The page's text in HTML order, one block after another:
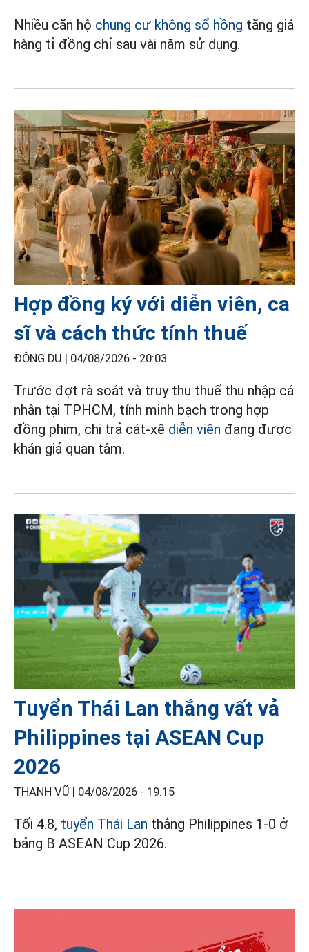
Nhiều căn hộ chung cư không sổ hồng tăng giá
hàng tỉ đồng chỉ sau vài năm sử dụng.
Hợp đồng ký với diễn viên, ca
sĩ và cách thức tính thuế
ĐÔNG DU | 04/08/2026 - 20:03
Trước đợt rà soát và truy thu thuế thu nhập cá
nhân tại TPHCM, tính minh bạch trong hợp
đồng phim, chi trả cát-xê diễn viên đang được
khán giả quan tâm.
Tuyển Thái Lan thắng vất vả
Philippines tại ASEAN Cup
2026
THANH VŨ | 04/08/2026 - 19:15
Tối 4.8, tuyển Thái Lan thắng Philippines 1-0 ở
bảng B ASEAN Cup 2026.